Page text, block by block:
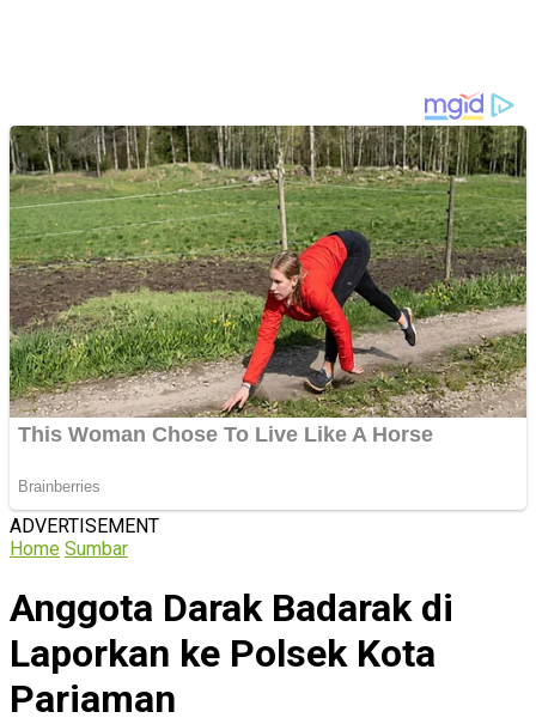
ADVERTISEMENT
Home Sumbar
Anggota Darak Badarak di
Laporkan ke Polsek Kota
Pariaman